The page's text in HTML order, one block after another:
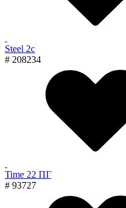
Steel 2с
# 208234
Time 22 ПГ
# 93727